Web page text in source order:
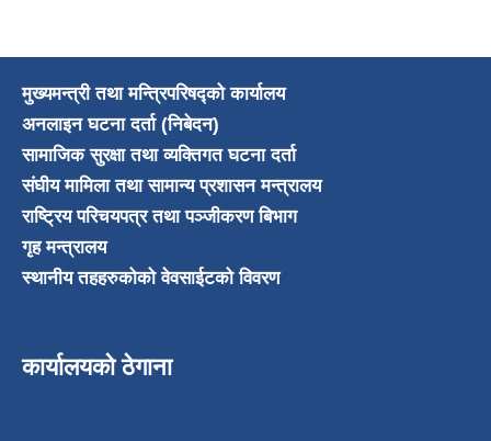
मुख्यमन्त्री तथा मन्त्रिपरिषद्को कार्यालय
अनलाइन घटना दर्ता (निबेदन)
सामाजिक सुरक्षा तथा व्यक्तिगत घटना दर्ता
संघीय मामिला तथा सामान्य प्रशासन मन्त्रालय
राष्ट्रिय परिचयपत्र तथा पञ्जीकरण बिभाग
गृह मन्त्रालय
स्थानीय तहहरुकोको वेवसाईटको विवरण
कार्यालयको ठेगाना